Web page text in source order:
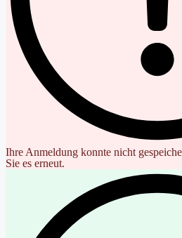
Ihre Anmeldung konnte nicht
Sie es erneut.